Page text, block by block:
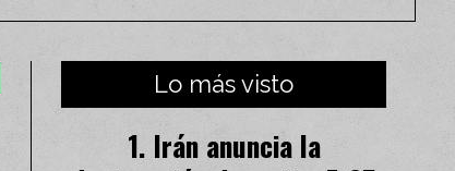
Lo más visto
Irán anuncia la